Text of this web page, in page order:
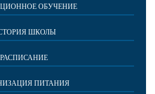
ОБУЧЕНИЕ
ШКОЛЫ
РАСПИСАНИЕ
ПИТАНИЯ